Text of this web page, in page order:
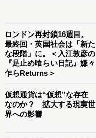
ロンドン再封鎖16週目。
最終回・英国社会は「新た
な段階」に。＜入江敦彦の
『足止め喰らい日記』嫌々
乍らReturns＞
仮想通貨は“仮想”な存在
なのか？ 拡大する現実世
界への影響